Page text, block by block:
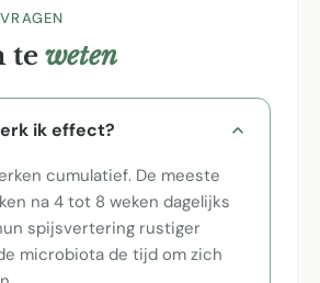
te weten
ik effect?
cumulatief. De meeste
na 4 tot 8 weken dagelijks
spijsvertering rustiger
microbiota de tijd om zich